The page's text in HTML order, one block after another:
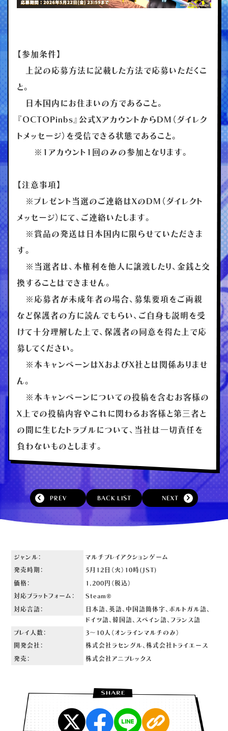
【参加条件】
上記の応募方法に記載した方法で応募いただくこ
と。
日本国内にお住まいの方であること。
『OCTOPinbs』公式XアカウントからDM（ダイレク
トメッセージ）を受信できる状態であること。
※1アカウント1回のみの参加となります。
【注意事項】
※プレゼント当選のご連絡はXのDM（ダイレクト
メッセージ）にて、ご連絡いたします。
※賞品の発送は日本国内に限らせていただきま
す。
※当選者は、本権利を他人に譲渡したり、金銭と交
換することはできません。
※応募者が未成年者の場合、募集要項をご両親
など保護者の方に読んでもらい、ご自身も説明を受
けて十分理解した上で、保護者の同意を得た上で応
募してください。
※本キャンペーンはXおよびX社とは関係ありませ
ん。
※本キャンペーンについての投稿を含むお客様の
X上での投稿内容やこれに関わるお客様と第三者と
の間に生じたトラブルについて、当社は一切責任を
負わないものとします。
PREV BACK LIST NEXT
ジャンル： マルチプレイアクションゲーム
発売時期： 5月12日（火）10時(JST)
価格： 1,200円（税込）
対応プラットフォーム： Steam®
対応言語：
日本語、英語、中国語簡体字、ポルトガル語、
ドイツ語、 韓国語、スペイン語、フランス語
プレイ人数： 3～10人（オンラインマルチのみ）
開発会社： 株式会社ラセングル、株式会社トライエース
発売： 株式会社アニプレックス